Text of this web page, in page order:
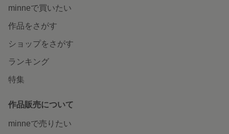
minneで買いたい
作品をさがす
ショップをさがす
ランキング
特集
作品販売について
minneで売りたい